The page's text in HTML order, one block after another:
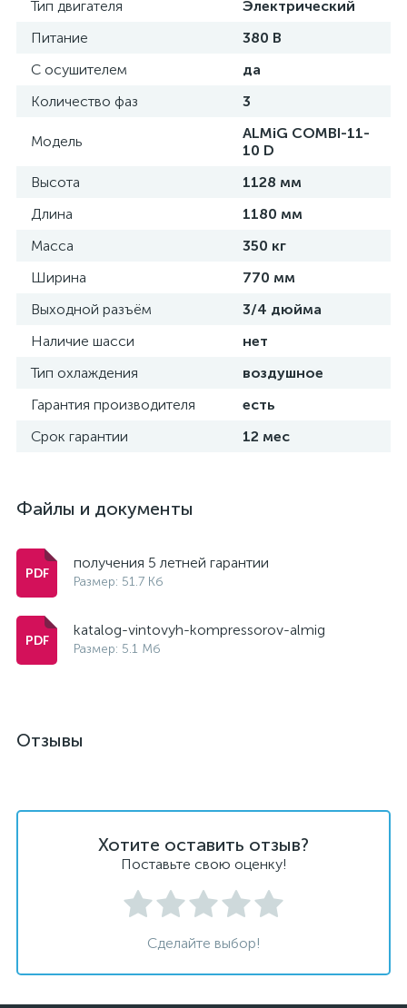
Тип двигателя
Электрический
Питание
380 В
С осушителем
да
Количество фаз
3
Модель
ALMiG COMBI-11-
10 D
Высота
1128 мм
Длина
1180 мм
Масса
350 кг
Ширина
770 мм
Выходной разъём
3/4 дюйма
Наличие шасси
нет
Тип охлаждения
воздушное
Гарантия производителя
есть
Срок гарантии
12 мес
Файлы и документы
получения 5 летней гарантии
Размер: 51.7 Кб
katalog-vintovyh-kompressorov-almig
Размер: 5.1 Мб
Отзывы
Хотите оставить отзыв?
Поставьте свою оценку!
Сделайте выбор!